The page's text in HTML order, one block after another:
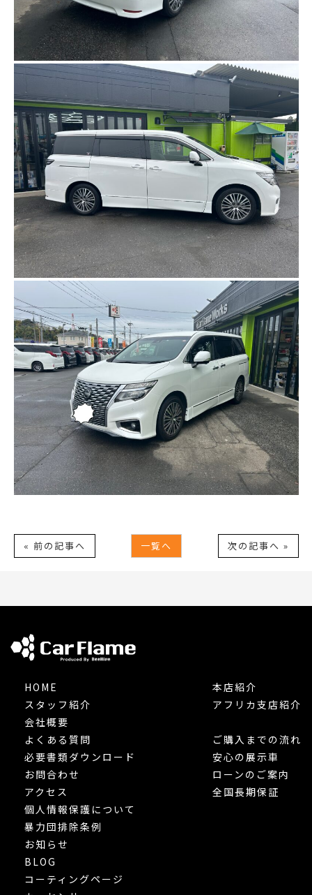
« 前の記事へ 一覧へ 次の記事へ »
HOME
スタッフ紹介
会社概要
本店紹介
アフリカ支店紹介
よくある質問
必要書類ダウンロード
お問合わせ
アクセス
個人情報保護について
暴力団排除条例
お知らせ
BLOG
ご購入までの流れ
安心の展示車
ローンのご案内
全国長期保証
コーティングページ